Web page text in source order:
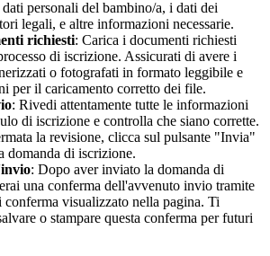
personali del bambino/a, i dati dei
legali, e altre informazioni necessarie.
richiesti: Carica i documenti richiesti
di iscrizione. Assicurati di avere i
o fotografati in formato leggibile e
per il caricamento corretto dei file.
: Rivedi attentamente tutte le informazioni
di iscrizione e controlla che siano corrette.
la revisione, clicca sul pulsante "Invia"
domanda di iscrizione.
: Dopo aver inviato la domanda di
una conferma dell'avvenuto invio tramite
conferma visualizzato nella pagina. Ti
o stampare questa conferma per futuri